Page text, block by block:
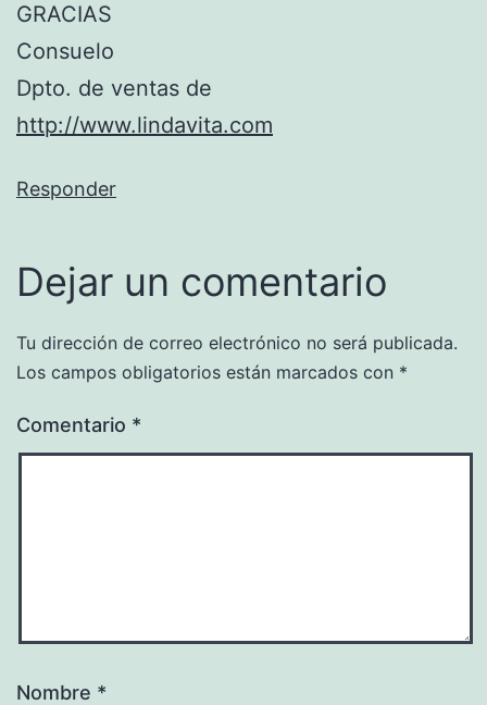
GRACIAS
Consuelo
Dpto. de ventas de
http://www.lindavita.com
Responder
Dejar un comentario
Tu dirección de correo electrónico no será publicada.
Los campos obligatorios están marcados con *
Comentario *
Nombre *